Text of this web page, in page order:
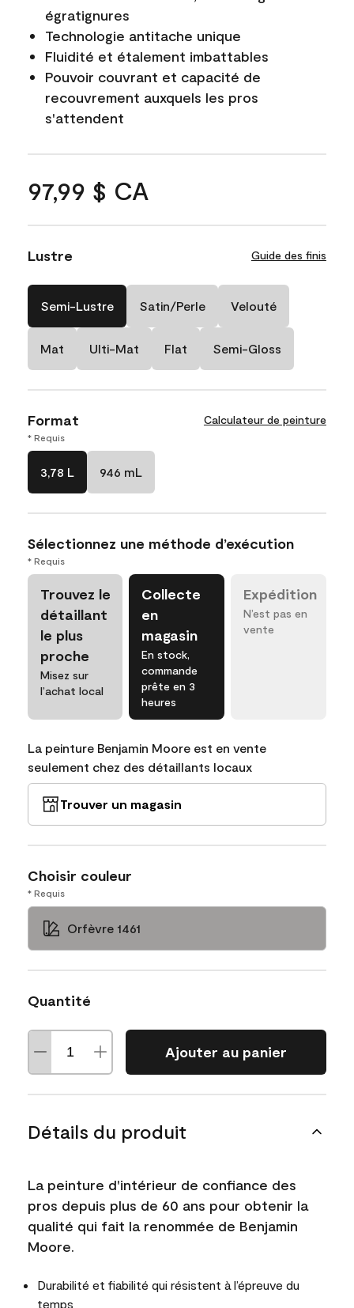
égratignures
Technologie antitache unique
Fluidité et étalement imbattables
Pouvoir couvrant et capacité de
recouvrement auxquels les pros
s'attendent
97,99 $ CA
Lustre Guide des finis
Semi-Lustre Satin/Perle Velouté
Mat Ulti-Mat Flat Semi-Gloss
Format Calculateur de peinture
* Requis
3,78 L 946 mL
Sélectionnez une méthode d’exécution
* Requis
Trouvez le
détaillant
le plus
proche
Misez sur
l’achat local
Collecte
en
magasin
En stock,
commande
prête en 3
heures
Expédition
N’est pas en
vente
La peinture Benjamin Moore est en vente
seulement chez des détaillants locaux
Trouver un magasin
Choisir couleur
* Requis
Orfèvre 1461
Quantité
Ajouter au panier
Détails du produit
La peinture d'intérieur de confiance des
pros depuis plus de 60 ans pour obtenir la
qualité qui fait la renommée de Benjamin
Moore.
Durabilité et fiabilité qui résistent à l’épreuve du
temps